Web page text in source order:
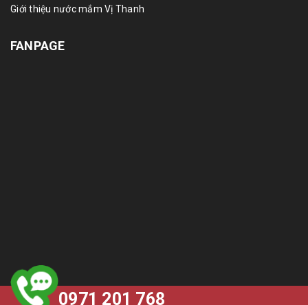
Giới thiệu nước mắm Vị Thanh
FANPAGE
0971 201 768